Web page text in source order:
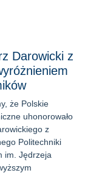
Darowicki z
że Polskie
uhonorowało
z
Politechniki
im. Jędrzeja